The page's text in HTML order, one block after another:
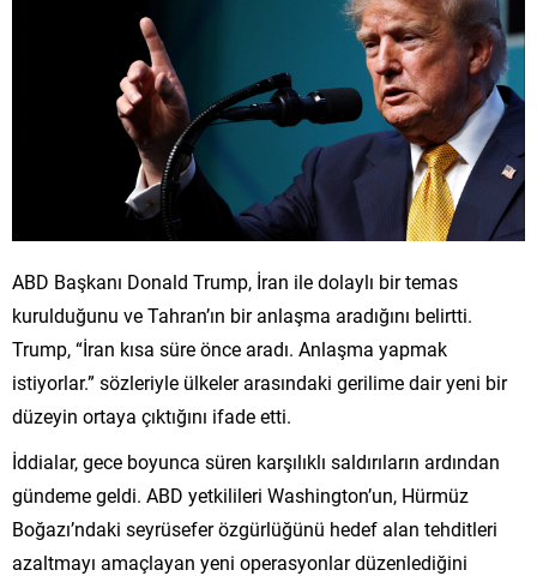
ABD Başkanı Donald Trump, İran ile dolaylı bir temas
kurulduğunu ve Tahran’ın bir anlaşma aradığını belirtti.
Trump, “İran kısa süre önce aradı. Anlaşma yapmak
istiyorlar.” sözleriyle ülkeler arasındaki gerilime dair yeni bir
düzeyin ortaya çıktığını ifade etti.
İddialar, gece boyunca süren karşılıklı saldırıların ardından
gündeme geldi. ABD yetkilileri Washington’un, Hürmüz
Boğazı’ndaki seyrüsefer özgürlüğünü hedef alan tehditleri
azaltmayı amaçlayan yeni operasyonlar düzenlediğini